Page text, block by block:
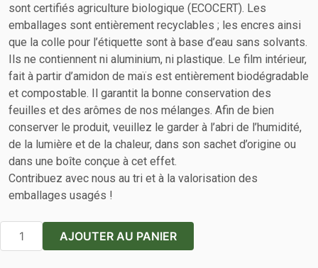
sont certifiés agriculture biologique (ECOCERT). Les
emballages sont entièrement recyclables ; les encres ainsi
que la colle pour l’étiquette sont à base d’eau sans solvants.
Ils ne contiennent ni aluminium, ni plastique. Le film intérieur,
fait à partir d’amidon de maïs est entièrement biodégradable
et compostable. Il garantit la bonne conservation des
feuilles et des arômes de nos mélanges. Afin de bien
conserver le produit, veuillez le garder à l’abri de l’humidité,
de la lumière et de la chaleur, dans son sachet d’origine ou
dans une boîte conçue à cet effet.
Contribuez avec nous au tri et à la valorisation des
emballages usagés !
quantité
AJOUTER AU PANIER